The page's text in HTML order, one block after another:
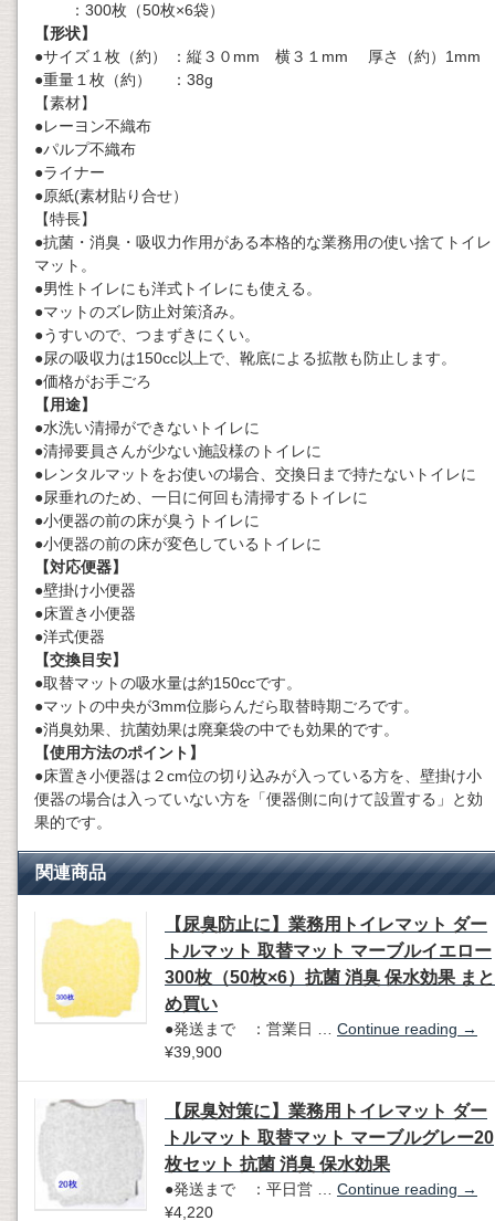
：300枚（50枚×6袋）
【形状】
●サイズ１枚（約） ：縦３０mm 横３１mm 厚さ（約）1mm
●重量１枚（約） ：38g
【素材】
●レーヨン不織布
●パルプ不織布
●ライナー
●原紙(素材貼り合せ）
【特長】
●抗菌・消臭・吸収力作用がある本格的な業務用の使い捨てトイレ
マット。
●男性トイレにも洋式トイレにも使える。
●マットのズレ防止対策済み。
●うすいので、つまずきにくい。
●尿の吸収力は150cc以上で、靴底による拡散も防止します。
●価格がお手ごろ
【用途】
●水洗い清掃ができないトイレに
●清掃要員さんが少ない施設様のトイレに
●レンタルマットをお使いの場合、交換日まで持たないトイレに
●尿垂れのため、一日に何回も清掃するトイレに
●小便器の前の床が臭うトイレに
●小便器の前の床が変色しているトイレに
【対応便器】
●壁掛け小便器
●床置き小便器
●洋式便器
【交換目安】
●取替マットの吸水量は約150ccです。
●マットの中央が3mm位膨らんだら取替時期ごろです。
●消臭効果、抗菌効果は廃棄袋の中でも効果的です。
【使用方法のポイント】
●床置き小便器は２cm位の切り込みが入っている方を、壁掛け小
便器の場合は入っていない方を「便器側に向けて設置する」と効
果的です。
関連商品
【尿臭防止に】業務用トイレマット ダー
トルマット 取替マット マーブルイエロー
300枚（50枚×6）抗菌 消臭 保水効果 まと
め買い
●発送まで ：営業日 … Continue reading →
¥39,900
【尿臭対策に】業務用トイレマット ダー
トルマット 取替マット マーブルグレー20
枚セット 抗菌 消臭 保水効果
●発送まで ：平日営 … Continue reading →
¥4,220